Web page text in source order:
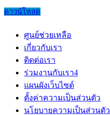
ดาวน์โหลด
ศูนย์ช่วยเหลือ
เกี่ยวกับเรา
ติดต่อเรา
ร่วมงานกับเรา4
แผนผังเว็บไซต์
ตั้งค่าความเป็นส่วนตัว
นโยบายความเป็นส่วนตัว